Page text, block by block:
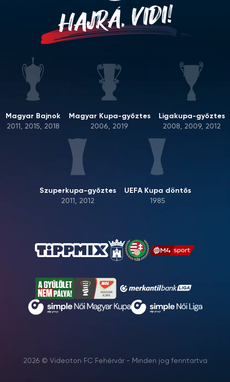
HAJRÁ, VIDI!
Magyar Bajnok
2011, 2015, 2018
Magyar Kupa-győztes
2006, 2019
Ligakupa-győztes
2008, 2009, 2012
Szuperkupa-győztes
2011, 2012
UEFA Kupa döntős
1985
2026 © Videoton FC Fehérvár - Minden jog fenntartva